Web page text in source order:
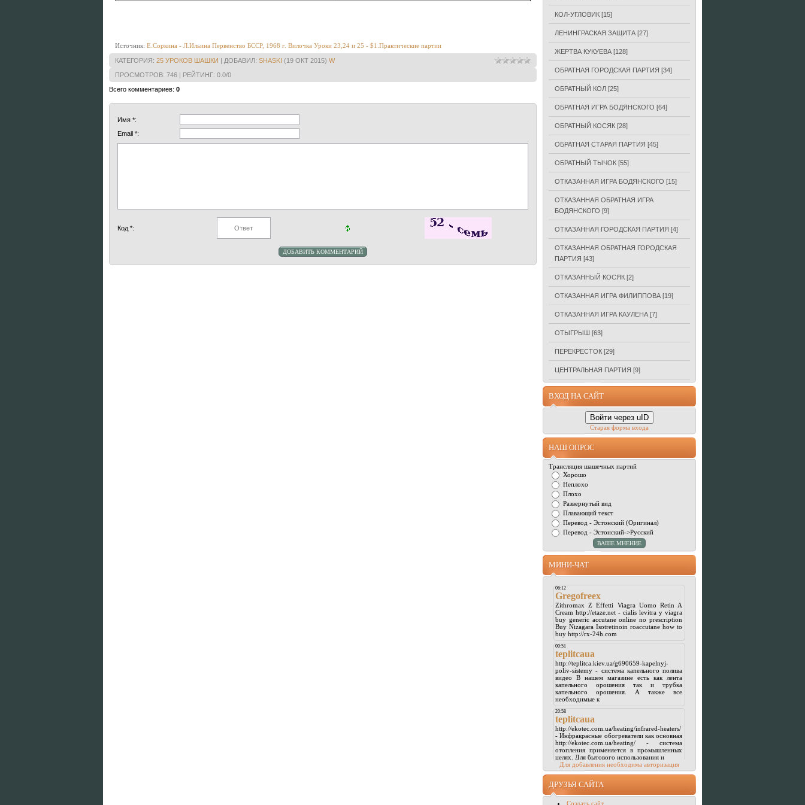
Источник: E.Соркина - Л.Ильина Первенство БССР, 1968 г. Вилочка Уроки 23,24 и 25 - $1.Практические партии
КАТЕГОРИЯ: 25 УРОКОВ ШАШКИ | ДОБАВИЛ: SHASKI (19 ОКТ 2015) W
ПРОСМОТРОВ: 746 | РЕЙТИНГ: 0.0/0
Всего комментариев: 0
Имя *:
Email *:
Код *:
КОЛ-УГЛОВИК [15]
ЛЕНИНГРАСКАЯ ЗАЩИТА [27]
ЖЕРТВА КУКУЕВА [128]
ОБРАТНАЯ ГОРОДСКАЯ ПАРТИЯ [34]
ОБРАТНЫЙ КОЛ [25]
ОБРАТНАЯ ИГРА БОДЯНСКОГО [64]
ОБРАТНЫЙ КОСЯК [28]
ОБРАТНАЯ СТАРАЯ ПАРТИЯ [45]
ОБРАТНЫЙ ТЫЧОК [55]
ОТКАЗАННАЯ ИГРА БОДЯНСКОГО [15]
ОТКАЗАННАЯ ОБРАТНАЯ ИГРА
БОДЯНСКОГО [9]
ОТКАЗАННАЯ ГОРОДСКАЯ ПАРТИЯ [4]
ОТКАЗАННАЯ ОБРАТНАЯ ГОРОДСКАЯ
ПАРТИЯ [43]
ОТКАЗАННЫЙ КОСЯК [2]
ОТКАЗАННАЯ ИГРА ФИЛИППОВА [19]
ОТКАЗАННАЯ ИГРА КАУЛЕНА [7]
ОТЫГРЫШ [63]
ПЕРЕКРЕСТОК [29]
ЦЕНТРАЛЬНАЯ ПАРТИЯ [9]
ВХОД НА САЙТ
Войти через uID
Старая форма входа
НАШ ОПРОС
Трансляция шашечных партий
Хорошо
Неплохо
Плохо
Развернутый вид
Плавающий текст
Перевод - Эстонский (Оригинал)
Перевод - Эстонский->Русский
МИНИ-ЧАТ
Для добавления необходима авторизация
ДРУЗЬЯ САЙТА
Создать сайт